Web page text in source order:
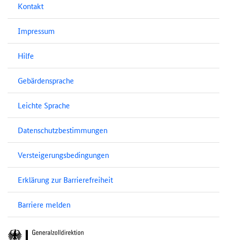
Kontakt
Impressum
Hilfe
Gebärdensprache
Leichte Sprache
Datenschutzbestimmungen
Versteigerungsbedingungen
Erklärung zur Barrierefreiheit
Barriere melden